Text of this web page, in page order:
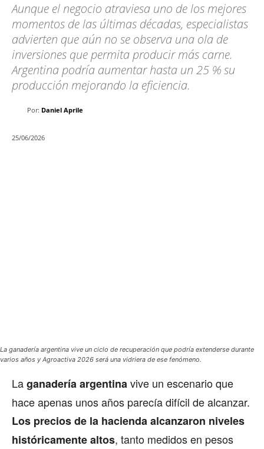
Aunque el negocio atraviesa uno de los mejores
momentos de las últimas décadas, especialistas
advierten que aún no se observa una ola de
inversiones que permita producir más carne.
Argentina podría aumentar hasta un 25 % su
producción mejorando la eficiencia.
Por: Daniel Aprile
25/06/2026
La ganadería argentina vive un ciclo de recuperación que podría extenderse durante
varios años y Agroactiva 2026 será una vidriera de ese fenómeno.
Laganadería argentinavive un escenario que
hace apenas unos años parecía difícil de alcanzar.
Los precios de la hacienda alcanzaron niveles
históricamente altos, tanto medidos en pesos